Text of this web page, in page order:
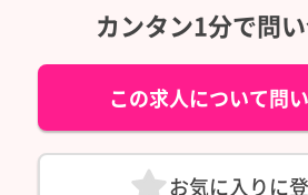
カンタン1分で問い
この求人について問
お気に入りに